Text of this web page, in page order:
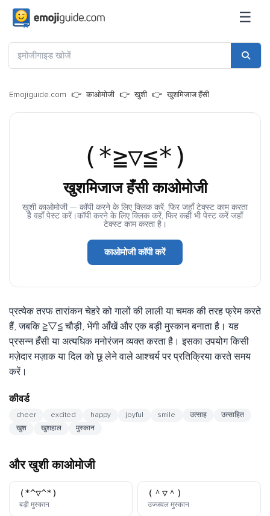
☰
Emojiguide.com काओमोजी खुशी खुशमिजाज हँसी
(*≧▽≦*)
खुशमिजाज हँसी काओमोजी
खुशी काओमोजी — कॉपी करने के लिए क्लिक करें, फिर जहाँ टेक्स्ट काम करता
है वहाँ पेस्ट करें।कॉपी करने के लिए क्लिक करें, फिर कहीं भी पेस्ट करें जहाँ
टेक्स्ट काम करता है।
काओमोजी कॉपी करें
प्रत्येक तरफ तारांकन चेहरे को गालों की लाली या चमक की तरह फ्रेम करते
हैं, जबकि ≧▽≦ चौड़ी, भेंगी आँखें और एक बड़ी मुस्कान बनाता है। यह
प्रसन्न हँसी या अत्यधिक मनोरंजन व्यक्त करता है। इसका उपयोग किसी
मज़ेदार मज़ाक या दिल को छू लेने वाले आश्चर्य पर प्रतिक्रिया करते समय
करें।
कीवर्ड
cheer excited happy joyful smile उत्साह
उत्साहित
खुश
खुशहाल मुस्कान
और खुशी काओमोजी
(*^▽^*)
बड़ी मुस्कानकाओमोजी
(＾▽＾)
उज्जवल मुस्कानकाओमोजी